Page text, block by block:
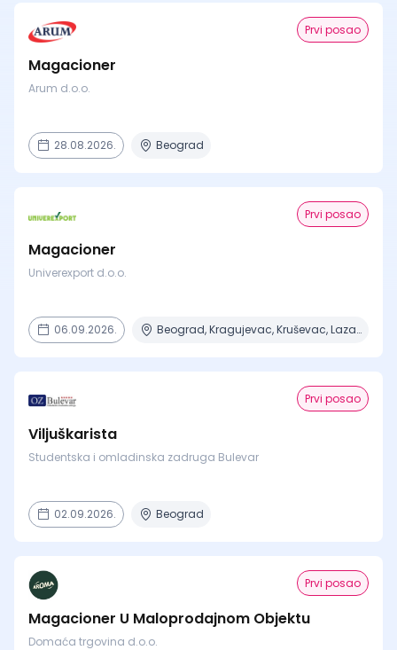
Prvi posao
Magacioner
Arum d.o.o.
28.08.2026. Beograd
Prvi posao
Magacioner
Univerexport d.o.o.
06.09.2026. Beograd, Kragujevac, Kruševac, Lazarevac, Mladenovac + 2 mesta
Prvi posao
Viljuškarista
Studentska i omladinska zadruga Bulevar
02.09.2026. Beograd
Prvi posao
Magacioner U Maloprodajnom Objektu
Domaća trgovina d.o.o.